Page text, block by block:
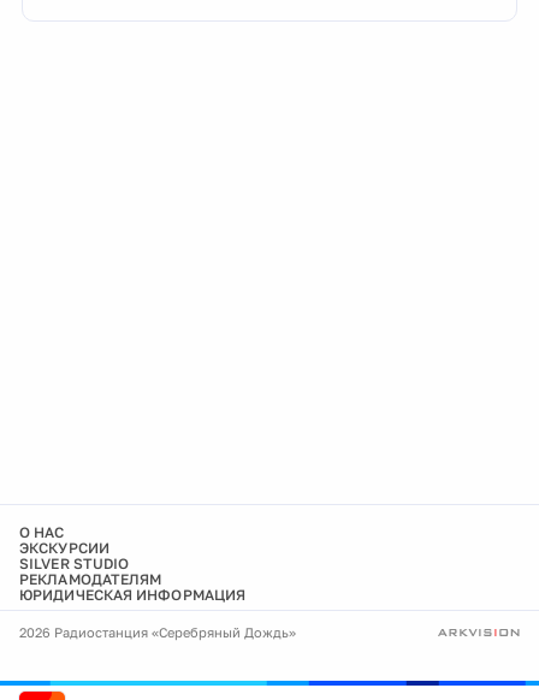
О НАС
ЭКСКУРСИИ
SILVER STUDIO
РЕКЛАМОДАТЕЛЯМ
ЮРИДИЧЕСКАЯ ИНФОРМАЦИЯ
2026 Радиостанция «Серебряный Дождь»